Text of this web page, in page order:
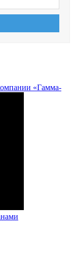
«Гамма-